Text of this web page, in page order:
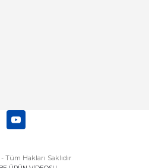
Tüm Hakları Saklıdır